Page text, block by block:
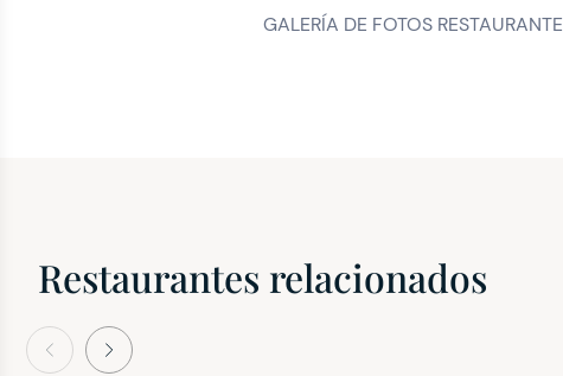
GALERÍA DE FOTOS RESTAURANTE
Restaurantes relacionados
Siguiente